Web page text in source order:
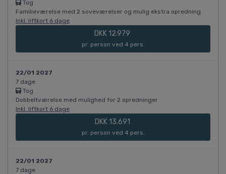
Tog
Familieværelse med 2 soveværelser og mulig ekstra opredning
Inkl. liftkort 6 dage
DKK 12.979
pr. person ved 4 pers.
22/01 2027
7 dage
Tog
Dobbeltværelse med mulighed for 2 opredninger
Inkl. liftkort 6 dage
DKK 13.691
pr. person ved 4 pers.
22/01 2027
7 dage